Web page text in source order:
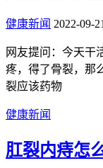
健康新闻 2022-09-21
网友提问：今天干
疼，得了骨裂，那
裂应该药物
健康新闻
肛裂内痔怎